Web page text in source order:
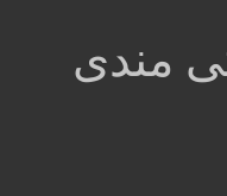
مندی